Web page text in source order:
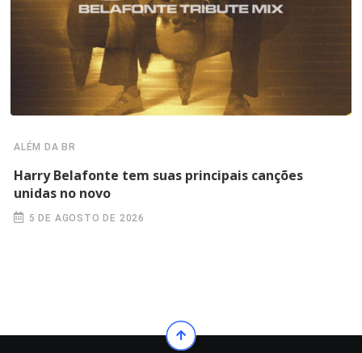
ALÉM DA BR
Harry Belafonte tem suas principais canções
unidas no novo
5 DE AGOSTO DE 2026